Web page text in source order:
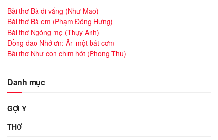
Bài thơ Bà đi vắng (Như Mao)
Bài thơ Bà em (Phạm Đông Hưng)
Bài thơ Ngóng mẹ (Thụy Anh)
Đồng dao Nhớ ơn: Ăn một bát cơm
Bài thơ Như con chim hót (Phong Thu)
Danh mục
GỢI Ý
THƠ